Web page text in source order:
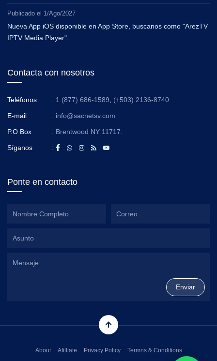
Publicado el 1/Ago/2027
Nueva App iOS disponible en App Store, buscanos como "ArezTV
IPTV Media Player".
Contacta con nosotros
Teléfonos : 1 (877) 686-1589 (+503) 2136-8740
E-mail : info@sacnetsv.com
P.O Box : Brentwood NY 11717.
Síganos :
Ponte en contacto
About Afilliate Privacy Policy Termns & Conditions